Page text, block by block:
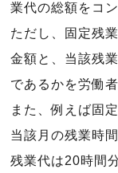
業代の総額をコ
ただし、固定残
金額と、当該残
であるかを労働
また、例えば固
当該月の残業時
残業代は20時間